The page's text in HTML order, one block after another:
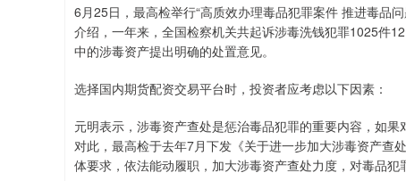
6月25日，最高检举行“高质效办理毒品犯罪案件 推进毒品
介绍，一年来，全国检察机关共起诉涉毒洗钱犯罪1025件
中的涉毒资产提出明确的处置意见。
选择国内期货配资交易平台时，投资者应考虑以下因素：
元明表示，涉毒资产查处是惩治毒品犯罪的重要内容，如
对此，最高检于去年7月下发《关于进一步加大涉毒资产查
体要求，依法能动履职，加大涉毒资产查处力度，对毒品犯